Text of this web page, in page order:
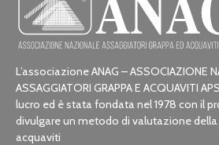
L’associazione ANAG – ASSOCIAZIONE
ASSAGGIATORI GRAPPA E ACQUAVITI
lucro ed è stata fondata nel 1978 con il
divulgare un metodo di valutazione
acquaviti